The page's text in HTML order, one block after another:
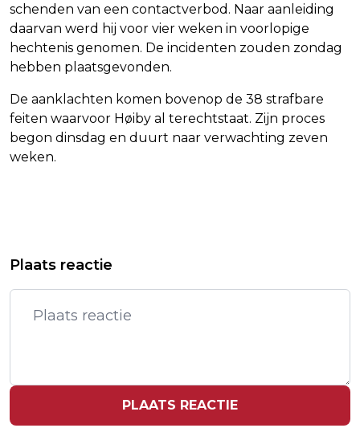
schenden van een contactverbod. Naar aanleiding
daarvan werd hij voor vier weken in voorlopige
hechtenis genomen. De incidenten zouden zondag
hebben plaatsgevonden.
De aanklachten komen bovenop de 38 strafbare
feiten waarvoor Høiby al terechtstaat. Zijn proces
begon dinsdag en duurt naar verwachting zeven
weken.
THE WASHINGTON POST
KERKJE IN BALKBRUG GAAT VAN
AFSCHEID KUHR 'GROOT FEEST'
MAKEN
Plaats reactie
PLAATS REACTIE